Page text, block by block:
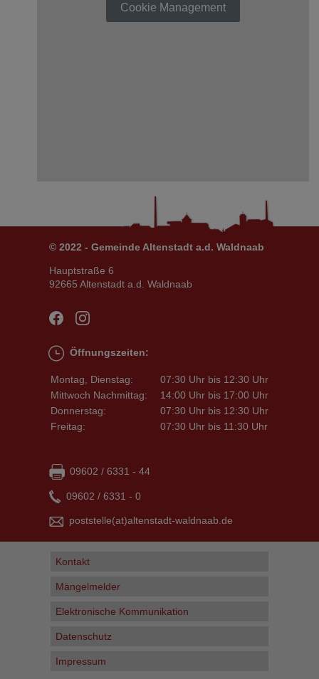
Cookie Management
© 2022 - Gemeinde Altenstadt a.d. Waldnaab
Hauptstraße 6
92665 Altenstadt a.d. Waldnaab
Öffnungszeiten:
Montag, Dienstag:
07:30 Uhr bis 12:30 Uhr
Mittwoch Nachmittag:
14:00 Uhr bis 17:00 Uhr
Donnerstag:
07:30 Uhr bis 12:30 Uhr
Freitag:
07:30 Uhr bis 11:30 Uhr
09602 / 6331 - 44
09602 / 6331 - 0
poststelle(at)altenstadt-waldnaab de
Kontakt
Mängelmelder
Elektronische Kommunikation
Datenschutz
Impressum